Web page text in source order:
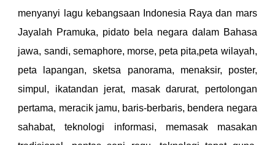
menyanyi lagu kebangsaan Indonesia Raya dan mars
Jayalah Pramuka, pidato bela negara dalam Bahasa
jawa, sandi, semaphore, morse, peta pita,peta wilayah,
peta lapangan, sketsa panorama, menaksir, poster,
simpul, ikatandan jerat, masak darurat, pertolongan
pertama, meracik jamu, baris-berbaris, bendera negara
sahabat, teknologi informasi, memasak masakan